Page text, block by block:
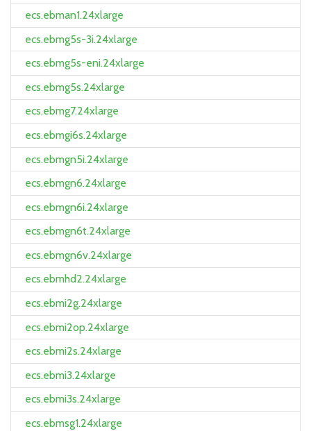
ecs.ebman1.24xlarge
ecs.ebmg5s-3i.24xlarge
ecs.ebmg5s-eni.24xlarge
ecs.ebmg5s.24xlarge
ecs.ebmg7.24xlarge
ecs.ebmgi6s.24xlarge
ecs.ebmgn5i.24xlarge
ecs.ebmgn6.24xlarge
ecs.ebmgn6i.24xlarge
ecs.ebmgn6t.24xlarge
ecs.ebmgn6v.24xlarge
ecs.ebmhd2.24xlarge
ecs.ebmi2g.24xlarge
ecs.ebmi2op.24xlarge
ecs.ebmi2s.24xlarge
ecs.ebmi3.24xlarge
ecs.ebmi3s.24xlarge
ecs.ebmsg1.24xlarge